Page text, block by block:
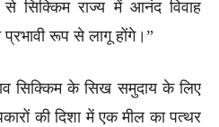
सिक्किम राज्य में आनंद विवाह
रूप से लागू होंगे।”
सिक्किम के सिख समुदाय के लिए
की दिशा में एक मील का पत्थर